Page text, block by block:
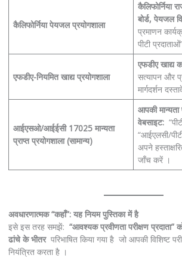
कैलिफोर्निया पेयजल प्रयोगशाला
कैलिफोर्निया
बोर्ड, पेयजल
प्रमाणन
पीटी
एफडीए-नियमित खाद्य प्रयोगशाला
एफडीए खाद्य
सत्यापन और
मार्गदर्शन
आईएसओ/आईईसी 17025 मान्यता
प्राप्त प्रयोगशाला (सामान्य)
आपकी मान्यता
वेबसाइट:
“आईएलसी/
अपने
जाँच करें ।
अवधारणात्मक “कहाँ”: यह नियम पुस्तिका में है
इसे इस तरह समझें: “आवश्यक प्रवीणता परीक्षण प्रदाता”
ढांचे के भीतरपरिभाषित किया गया है जो आपकी विशिष्ट
नियंत्रित करता है ।